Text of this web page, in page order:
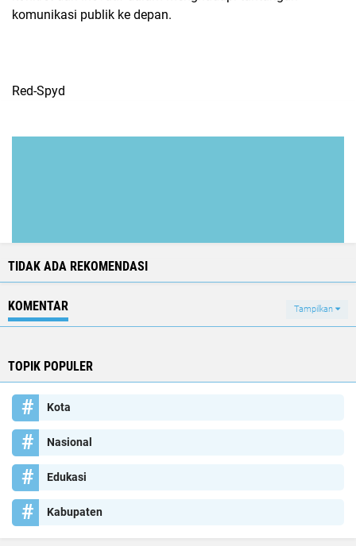
komunikasi publik ke depan.
Red-Spyd
TIDAK ADA REKOMENDASI
KOMENTAR Tampilkan
TOPIK POPULER
Kota
Nasional
Edukasi
Kabupaten